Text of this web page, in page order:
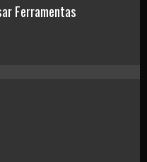
Ferramentas